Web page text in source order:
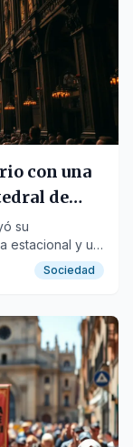
con una
de
su
estacional y un
andaluza.
Sociedad